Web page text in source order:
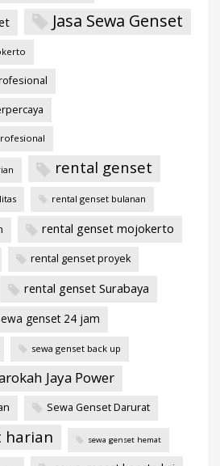
Jasa Sewa Genset
rental genset
rental genset bulanan
rental genset mojokerto
rental genset proyek
rental genset Surabaya
genset 24 jam
sewa genset back up
Jaya Power
Sewa Genset Darurat
harian sewa genset hemat